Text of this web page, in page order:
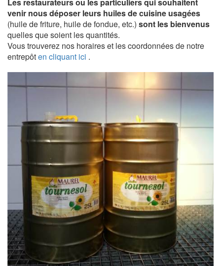
venir nous déposer leurs huiles de cuisine usagées
(huile de friture, huile de fondue, etc.) sont les bienvenus
quelles que soient les quantités.
Vous trouverez nos horaires et les coordonnées de notre
entrepôten cliquant ici .